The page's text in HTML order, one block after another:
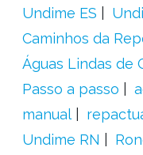
Undime ES
Caminhos da
Águas Lindas de
Passo a passo
manual
Undime RN